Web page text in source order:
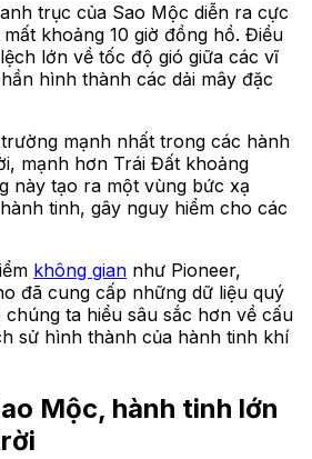
trục của Sao Mộc diễn ra cực
khoảng 10 giờ đồng hồ. Điều
lớn về tốc độ gió giữa các vĩ
hình thành các dải mây đặc
mạnh nhất trong các hành
mạnh hơn Trái Đất khoảng
này tạo ra một vùng bức xạ
tinh, gây nguy hiểm cho các
không gian như Pioneer,
đã cung cấp những dữ liệu quý
ta hiểu sâu sắc hơn về cấu
sử hình thành của hành tinh khí
Mộc, hành tinh lớn